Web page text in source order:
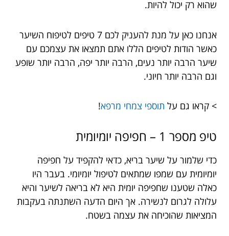
שהוא רק יכול להיות.
אנחנו כאן על מנת להעניק לכם 7 טיפים לטיפוח השיער
כאשר הודות לטיפים הללו אתם תמצאו את עצמכם עם
שיער הרבה יותר נעים, הרבה יותר יפה, הרבה יותר שופע
וגם הרבה יותר חיוני.
> קראו גם על תוספי צמחי מרפא!
טיפ מספר 1 – חפיפה יומיומית
כדי שלמור על שיער בריא, כדאי להקפיד על חפיפה
יומיומית עם שמפו שמתאים לטיפול יומיומי. בעבר היו
כאלה שטענו שחפיפה יומית היא לא בריאה לשיער והיא
עלולה לגרום לנשירה. אך היום הדעה השתנתה בעקבות
המציאות שהוכיחה את עצמה בשטח.